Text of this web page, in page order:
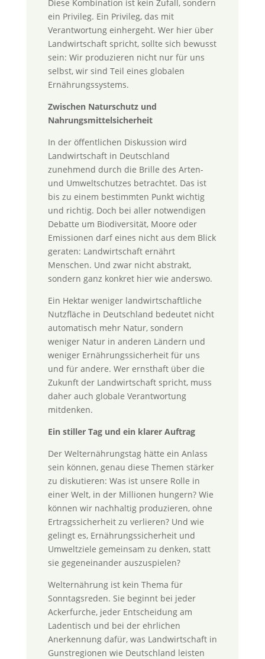
Diese Kombination ist kein Zufall, sondern
ein Privileg. Ein Privileg, das mit
Verantwortung einhergeht. Wer hier über
Landwirtschaft spricht, sollte sich bewusst
sein: Wir produzieren nicht nur für uns
selbst, wir sind Teil eines globalen
Ernährungssystems.
Zwischen Naturschutz und
Nahrungsmittelsicherheit
In der öffentlichen Diskussion wird
Landwirtschaft in Deutschland
zunehmend durch die Brille des Arten-
und Umweltschutzes betrachtet. Das ist
bis zu einem bestimmten Punkt wichtig
und richtig. Doch bei aller notwendigen
Debatte um Biodiversität, Moore oder
Emissionen darf eines nicht aus dem Blick
geraten: Landwirtschaft ernährt
Menschen. Und zwar nicht abstrakt,
sondern ganz konkret hier wie anderswo.
Ein Hektar weniger landwirtschaftliche
Nutzfläche in Deutschland bedeutet nicht
automatisch mehr Natur, sondern
weniger Natur in anderen Ländern und
weniger Ernährungssicherheit für uns
und für andere. Wer ernsthaft über die
Zukunft der Landwirtschaft spricht, muss
daher auch globale Verantwortung
mitdenken.
Ein stiller Tag und ein klarer Auftrag
Der Welternährungstag hätte ein Anlass
sein können, genau diese Themen stärker
zu diskutieren: Was ist unsere Rolle in
einer Welt, in der Millionen hungern? Wie
können wir nachhaltig produzieren, ohne
Ertragssicherheit zu verlieren? Und wie
gelingt es, Ernährungssicherheit und
Umweltziele gemeinsam zu denken, statt
sie gegeneinander auszuspielen?
Welternährung ist kein Thema für
Sonntagsreden. Sie beginnt bei jeder
Ackerfurche, jeder Entscheidung am
Ladentisch und bei der ehrlichen
Anerkennung dafür, was Landwirtschaft in
Gunstregionen wie Deutschland leisten